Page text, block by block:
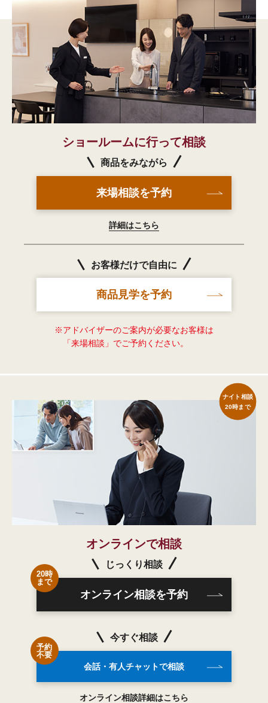
ショールームに行って相談
商品をみながら
来場相談を予約
詳細はこちら
お客様だけで自由に
商品見学を予約
※アドバイザーのご案内が必要なお客様は
「来場相談」でご予約ください。
ナイト相談
20時まで
オンラインで相談
じっくり相談
20時
まで
オンライン相談を予約
今すぐ相談
予約
不要
会話・有人チャットで相談
オンライン相談詳細はこちら